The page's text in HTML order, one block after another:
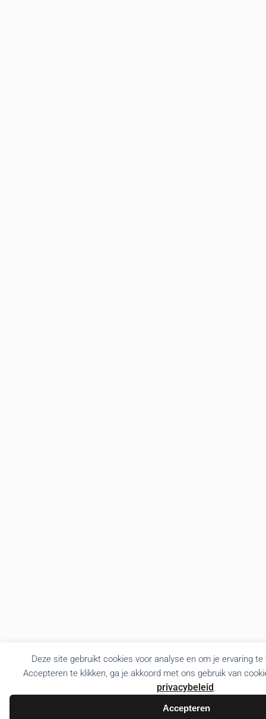
Deze site gebruikt cookies voor analyse en om je ervaring
Accepteren te klikken, ga je akkoord met ons gebruik van
privacybeleid.
Accepteren